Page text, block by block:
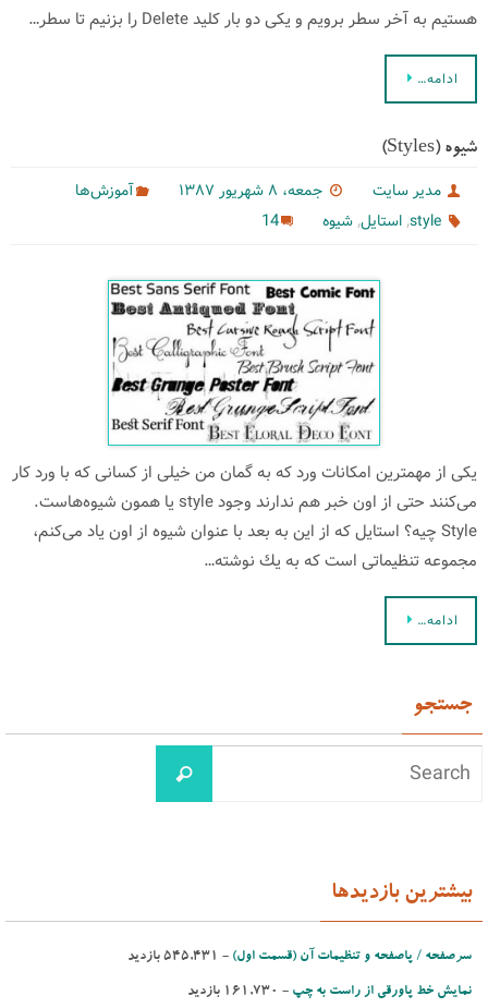
هستیم به آخر سطر برویم و یکی دو بار کلید Delete را بزنیم تا سطر…
ادامه…
شیوه (Styles)‌
مدیر سایت جمعه، ۸ شهریور ۱۳۸۷
آموزش‌ها
style
,استایل,شیوه 14
یكی از مهمترین امكانات ورد كه به گمان من خیلی از كسانی كه با ورد كار
می‌كنند حتی از اون خبر هم ندارند وجود style یا همون شیوه‌هاست.
Style چیه؟ استایل كه از این به بعد با عنوان شیوه از اون یاد می‌كنم،
مجموعه تنظیماتی است كه به یك نوشته…
ادامه…
جستجو
بیشترین بازدیدها
سرصفحه / پاصفحه و تنظیمات آن (قسمت اول) - ‌545,431 بازدید
نمایش خط پاورقی از راست به چپ - ‌161,730 بازدید